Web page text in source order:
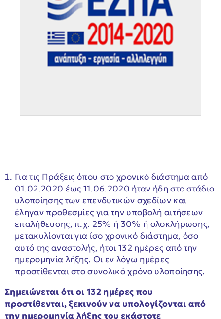
Για τις Πράξεις όπου στο χρονικό διάστημα από
01.02.2020 έως 11.06.2020 ήταν ήδη στο στάδιο
υλοποίησης των επενδυτικών σχεδίων και
έληγαν προθεσμίες για την υποβολή αιτήσεων
επαλήθευσης, π.χ. 25% ή 30% ή ολοκλήρωσης,
μετακυλίονται για ίσο χρονικό διάστημα, όσο
αυτό της αναστολής, ήτοι 132 ημέρες από την
ημερομηνία λήξης. Οι εν λόγω ημέρες
προστίθενται στο συνολικό χρόνο υλοποίησης.
Σημειώνεται ότι οι 132 ημέρες που
προστίθενται, ξεκινούν να υπολογίζονται από
την ημερομηνία λήξης του εκάστοτε